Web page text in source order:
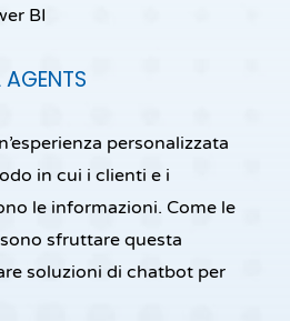
BI
AGENTS
personalizzata
in cui i clienti e i
le informazioni. Come le
sfruttare questa
soluzioni di chatbot per